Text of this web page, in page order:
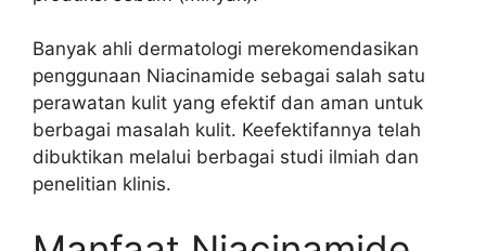
Banyak ahli dermatologi merekomendasikan
penggunaan Niacinamide sebagai salah satu
perawatan kulit yang efektif dan aman untuk
berbagai masalah kulit. Keefektifannya telah
dibuktikan melalui berbagai studi ilmiah dan
penelitian klinis.